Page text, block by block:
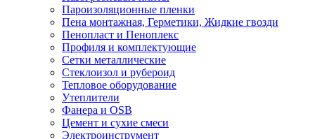
Пароизоляционные пленки
Пена монтажная, Герметики, Жидкие гвозди
Пенопласт и Пеноплекс
Профиля и комплектующие
Сетки металлические
Стеклоизол и рубероид
Тепловое оборудование
Утеплители
Фанера и OSB
Цемент и сухие смеси
Электроинструмент